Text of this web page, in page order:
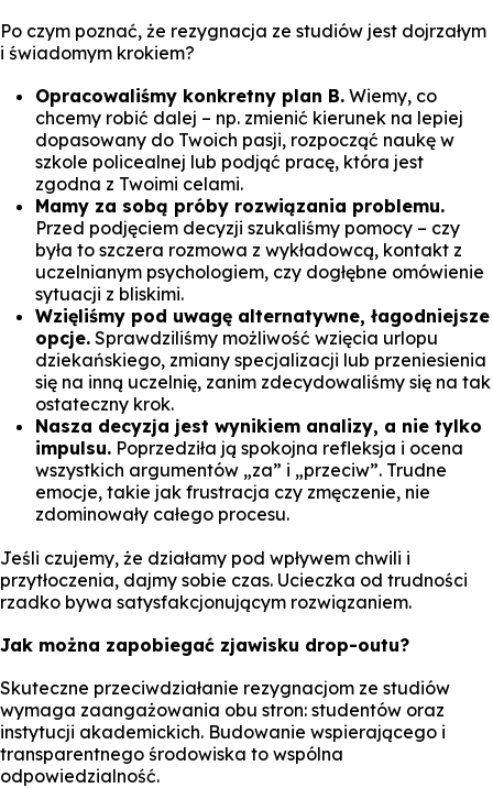
Po czym poznać, że rezygnacja ze studiów jest dojrzałym
i świadomym krokiem?
Opracowaliśmy konkretny plan B. Wiemy, co
chcemy robić dalej – np. zmienić kierunek na lepiej
dopasowany do Twoich pasji, rozpocząć naukę w
szkole policealnej lub podjąć pracę, która jest
zgodna z Twoimi celami.
Mamy za sobą próby rozwiązania problemu.
Przed podjęciem decyzji szukaliśmy pomocy – czy
była to szczera rozmowa z wykładowcą, kontakt z
uczelnianym psychologiem, czy dogłębne omówienie
sytuacji z bliskimi.
Wzięliśmy pod uwagę alternatywne, łagodniejsze
opcje. Sprawdziliśmy możliwość wzięcia urlopu
dziekańskiego, zmiany specjalizacji lub przeniesienia
się na inną uczelnię, zanim zdecydowaliśmy się na tak
ostateczny krok.
Nasza decyzja jest wynikiem analizy, a nie tylko
impulsu. Poprzedziła ją spokojna refleksja i ocena
wszystkich argumentów „za” i „przeciw”. Trudne
emocje, takie jak frustracja czy zmęczenie, nie
zdominowały całego procesu.
Jeśli czujemy, że działamy pod wpływem chwili i
przytłoczenia, dajmy sobie czas. Ucieczka od trudności
rzadko bywa satysfakcjonującym rozwiązaniem.
Jak można zapobiegać zjawisku drop-outu?
Skuteczne przeciwdziałanie rezygnacjom ze studiów
wymaga zaangażowania obu stron: studentów oraz
instytucji akademickich. Budowanie wspierającego i
transparentnego środowiska to wspólna
odpowiedzialność.